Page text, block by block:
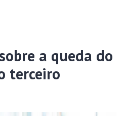
a queda do
terceiro